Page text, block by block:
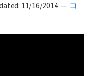
11/16/2014
コ